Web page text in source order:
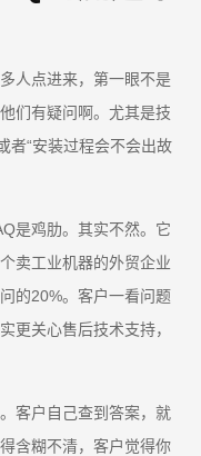
人点进来，第一眼不是
们有疑问啊。尤其是技
者“安装过程会不会出故
是鸡肋。其实不然。它
卖工业机器的外贸企业
的20%。客户一看问题
更关心售后技术支持，
客户自己查到答案，就
含糊不清，客户觉得你